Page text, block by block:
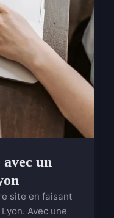
un
site en faisant
Avec une